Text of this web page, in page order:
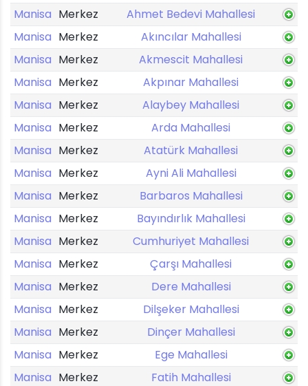
Manisa Merkez
Ahmet Bedevi Mahallesi
Manisa Merkez
Akıncılar Mahallesi
Manisa Merkez
Akmescit Mahallesi
Manisa Merkez
Akpınar Mahallesi
Manisa Merkez
Alaybey Mahallesi
Manisa Merkez
Arda Mahallesi
Manisa Merkez
Atatürk Mahallesi
Manisa Merkez
Ayni Ali Mahallesi
Manisa Merkez
Barbaros Mahallesi
Manisa Merkez
Bayındırlık Mahallesi
Manisa Merkez
Cumhuriyet Mahallesi
Manisa Merkez
Çarşı Mahallesi
Manisa Merkez
Dere Mahallesi
Manisa Merkez
Dilşeker Mahallesi
Manisa Merkez
Dinçer Mahallesi
Manisa Merkez
Ege Mahallesi
Manisa Merkez
Fatih Mahallesi